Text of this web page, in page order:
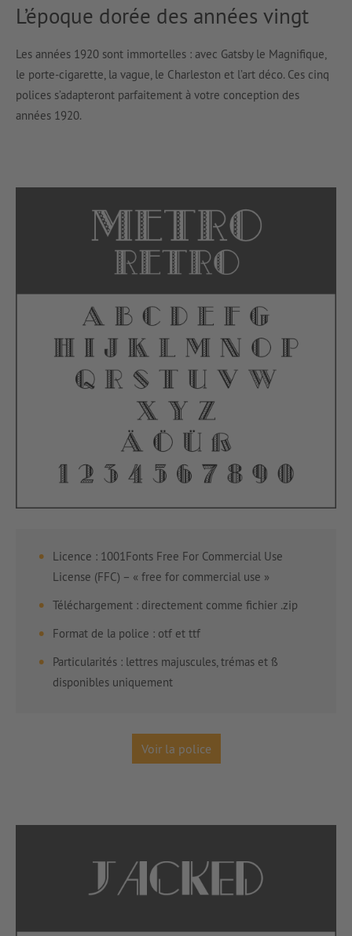
L’époque dorée des années vingt
Les années 1920 sont immortelles : avec Gatsby le Magnifique,
le porte-cigarette, la vague, le Charleston et l’art déco. Ces cinq
polices s’adapteront parfaitement à votre conception des
années 1920.
Licence : 1001Fonts Free For Commercial Use
License (FFC) – « free for commercial use »
Téléchargement : directement comme fichier .zip
Format de la police : otf et ttf
Particularités : lettres majuscules, trémas et ß
disponibles uniquement
Voir la police